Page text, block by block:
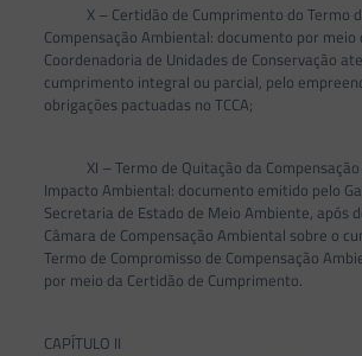
X – Certidão de Cumprimento do Termo
Compensação Ambiental: documento por meio
Coordenadoria de Unidades de Conservação
cumprimento integral ou parcial, pelo
obrigações pactuadas no TCCA;
XI – Termo de Quitação da Compensação
Impacto Ambiental: documento emitido pelo
Secretaria de Estado de Meio Ambiente, após
Câmara de Compensação Ambiental sobre o
Termo de Compromisso de Compensação
por meio da Certidão de Cumprimento.
CAPÍTULO II